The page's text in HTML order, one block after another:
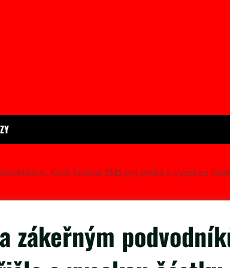
Kvůli falešné SMS prý přišla o vysokou
zákeřným